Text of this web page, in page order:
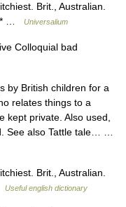
Brit., Australian.
* …
Universalium
Colloquial bad
British children for a
relates things to a
kept private. Also used,
See also Tattle tale… …
Brit., Australian.
Useful english dictionary